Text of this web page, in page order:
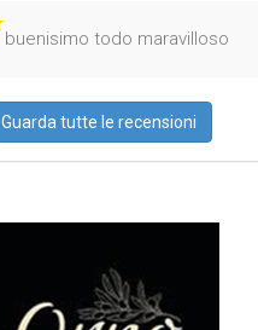
buenisimo todo maravilloso
Guarda tutte le recensioni